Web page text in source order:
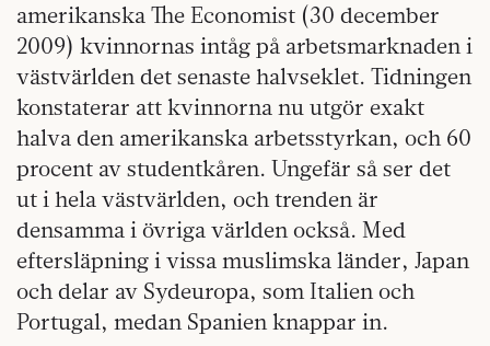
amerikanska The Economist (30 december
2009) kvinnornas intåg på arbetsmarknaden i
västvärlden det senaste halvseklet. Tidningen
konstaterar att kvinnorna nu utgör exakt
halva den amerikanska arbetsstyrkan, och 60
procent av studentkåren. Ungefär så ser det
ut i hela västvärlden, och trenden är
densamma i övriga världen också. Med
eftersläpning i vissa muslimska länder, Japan
och delar av Sydeuropa, som Italien och
Portugal, medan Spanien knappar in.